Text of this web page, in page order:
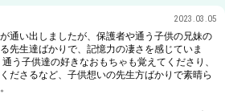
2023.03.05
通い出しましたが、保護者や通う子供の兄妹の
先生達ばかりで、記憶力の凄さを感じていま
う子供達の好きなおもちゃも覚えてくださり、
ださるなど、子供想いの先生方ばかりで素晴ら